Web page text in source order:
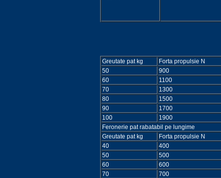
Greutate pat kg
Forta propulsie N
50
900
60
1100
70
1300
80
1500
90
1700
100
1900
Feronerie pat rabatabil pe lungime
Greutate pat kg
Forta propulsie N
40
400
50
500
60
600
70
700